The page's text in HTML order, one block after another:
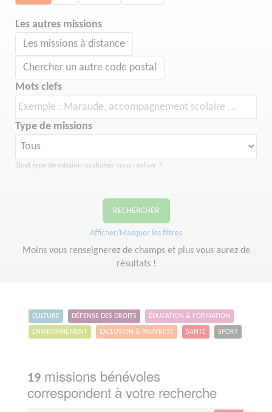
Les autres missions
Les missions à distance
Chercher un autre code postal
Mots clefs
Type de missions
Quel type de mission souhaitez vous réaliser ?
RECHERCHER
Afficher/Masquer les filtres
Moins vous renseignerez de champs et plus vous aurez de
résultats !
CULTURE DÉFENSE DES DROITS ÉDUCATION & FORMATION
ENVIRONNEMENT EXCLUSION & PAUVRETÉ SANTÉ SPORT
19 missions bénévoles
correspondent à votre recherche